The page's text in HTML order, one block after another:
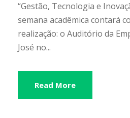
“Gestão, Tecnologia e
semana acadêmica contará
realização: o Auditório da
José no...
Read More